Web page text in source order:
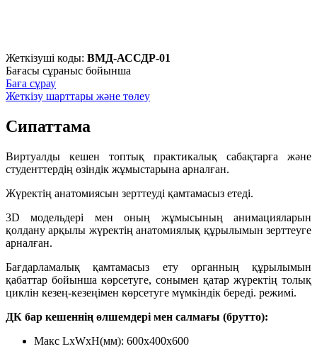
Жеткізуші коды: ВМД-АССДР-01
Бағасы сұраныс бойынша
Баға сұрау
Жеткізу шарттары және төлеу
Сипаттама
Виртуалды кешен топтық практикалық сабақтарға және
студенттердің өзіндік жұмыстарына арналған.
Жүректің анатомиясын зерттеуді қамтамасыз етеді.
3D модельдері мен оның жұмысының анимацияларын
қолдану арқылы жүректің анатомиялық құрылымын зерттеуге
арналған.
Бағдарламалық қамтамасыз ету органның құрылымын
қабаттар бойынша көрсетуге, сонымен қатар жүректің толық
циклін кезең-кезеңімен көрсетуге мүмкіндік береді. режимі.
ДК бар кешеннің өлшемдері мен салмағы (брутто):
Макс LxWxH(мм): 600x400x600